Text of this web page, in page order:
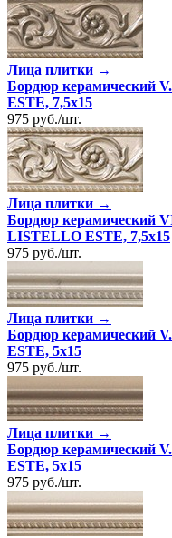
Лица плитки →
Бордюр керамический
ESTE, 7,5x15
975 руб./шт.
Лица плитки →
Бордюр керамический
LISTELLO ESTE, 7,5x15
975 руб./шт.
Лица плитки →
Бордюр керамический
ESTE, 5x15
975 руб./шт.
Лица плитки →
Бордюр керамический
ESTE, 5x15
975 руб./шт.